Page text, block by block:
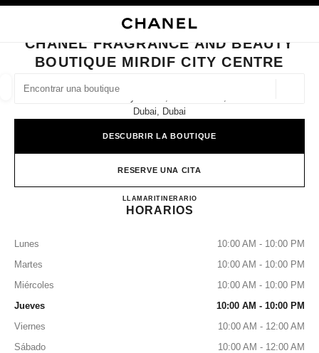
BUSCAR UNA BOUTIQUE
las sugerencias se muestran debajo de esta barra de búsqueda
0 Sugerencias disponibles
CERRAR TARJETA DE BOUTIQUE CHANEL FRAGRANCE AND BEAUTY
CHANEL FRAGRANCE AND BEAUTY
BOUTIQUE MIRDIF CITY CENTRE
Mirdif City Centre, Ground Floor,
Dubai, Dubai
DESCUBRIR LA BOUTIQUE
RESERVE UNA CITA
LLAMAR43827188ITINERARIOCHANEL Fragrance and
HORARIOS
Lunes
10:00 AM - 10:00 PM
Martes
10:00 AM - 10:00 PM
Miércoles
10:00 AM - 10:00 PM
Jueves
10:00 AM - 10:00 PM
Viernes
10:00 AM - 12:00 AM
Sábado
10:00 AM - 12:00 AM
filtros
resultado de los filtros por: